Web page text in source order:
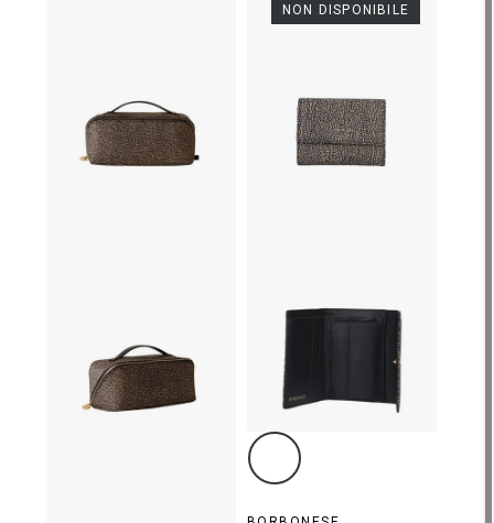
NON DISPONIBILE